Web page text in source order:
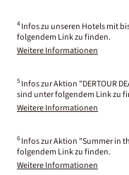
4 Infos zu unseren Hotels mit
folgendem Link zu finden.
Weitere Informationen
5 Infos zur Aktion "DERTOUR
sind unter folgendem Link zu
Weitere Informationen
6 Infos zur Aktion "Summer in
folgendem Link zu finden.
Weitere Informationen